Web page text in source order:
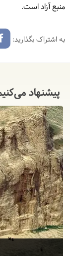
منبع آزاد است.
به اشتراک بگذارید:
پیشنهاد